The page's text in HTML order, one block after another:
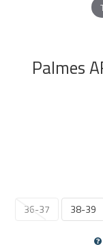
Palmes
36-37 38-39